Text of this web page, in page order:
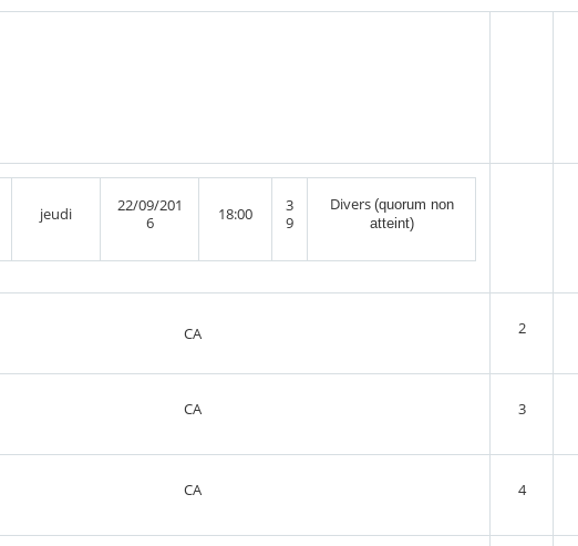
jeudi
22/09/201
6
18:00
3
9
Divers (quorum non
atteint)
CA 2
CA 3
CA 4